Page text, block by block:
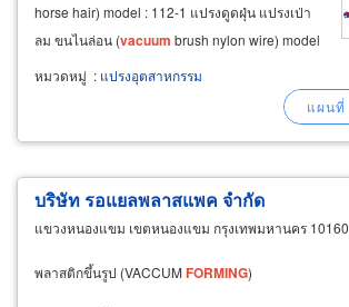
horse hair) model : 112-1 แปรงดูดฝุ่น แปรงเป่า
ลม ขนไนล่อน (vacuum brush nylon wire) model
: 112-3 model : 112-3 (
wire) wheel brush (model : 113) คือ แปรงล้อกลม
หมวดหมู่ : แปรงอุตสาหกรรม
บริษัท รอแยลพลาสแพค จำกัด
แขวงหนองแขม เขตหนองแขม กรุงเทพมหานคร 10160
พลาสติกขึ้นรูป (VACCUMFORMING)